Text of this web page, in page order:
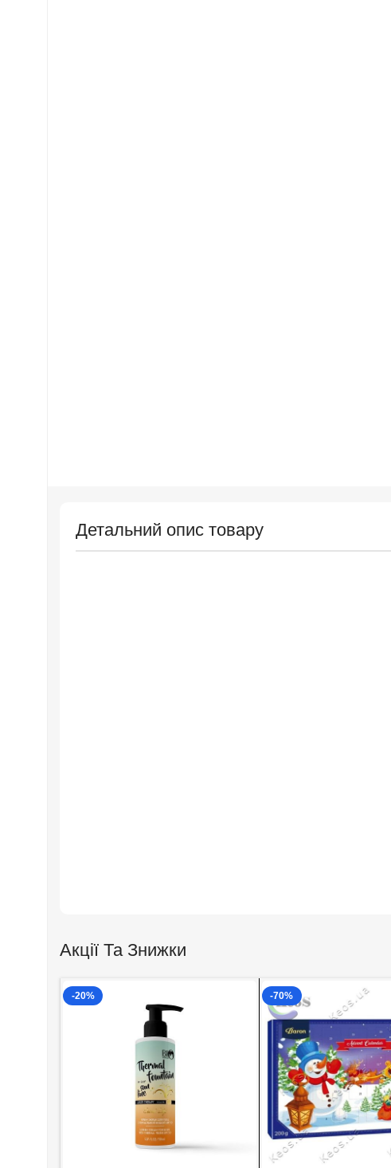
Детальний опис товару
Акції Та Знижки
-20% -70%